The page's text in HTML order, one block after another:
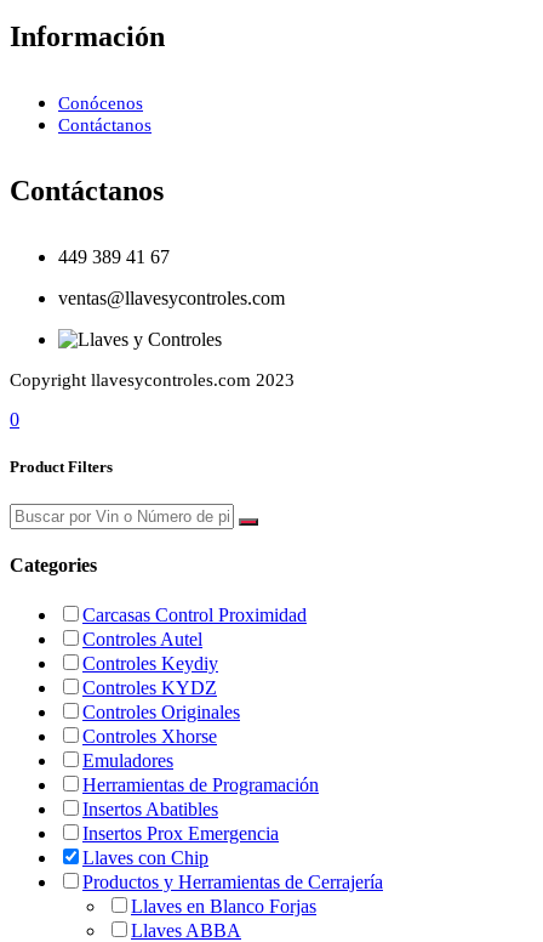
Información
Conócenos
Contáctanos
Contáctanos
449 389 41 67
ventas@llavesycontroles.com
Copyright llavesycontroles.com 2023
0
Product Filters
Categories
Carcasas Control Proximidad
Controles Autel
Controles Keydiy
Controles KYDZ
Controles Originales
Controles Xhorse
Emuladores
Herramientas de Programación
Insertos Abatibles
Insertos Prox Emergencia
Llaves con Chip
Productos y Herramientas de Cerrajería
Llaves en Blanco Forjas
Llaves ABBA